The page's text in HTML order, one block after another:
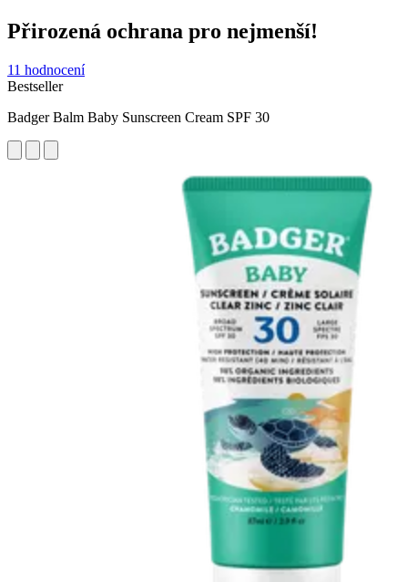
Přirozená ochrana pro nejmenší!
11 hodnocení
Bestseller
Badger Balm Baby Sunscreen Cream SPF 30